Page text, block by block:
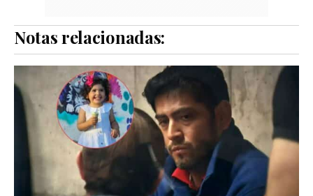
Notas relacionadas: